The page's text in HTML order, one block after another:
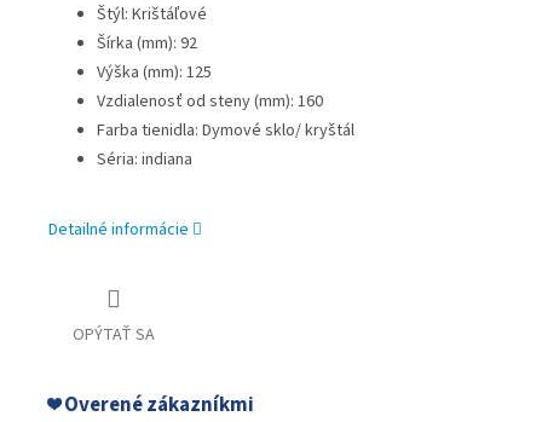
Štýl: Krištáľové
Šírka (mm): 92
Výška (mm): 125
Vzdialenosť od steny (mm): 160
Farba tienidla: Dymové sklo/ kryštál
Séria: indiana
Detailné informácie
OPÝTAŤ SA
❤️ Overené zákazníkmi